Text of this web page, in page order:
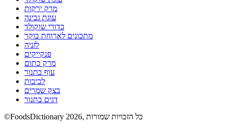
מרק ירקות
עוגת גבינה
כדורי שוקולד
מתכונים לארוחת בוקר
לזניה
פנקייקים
מרק כתום
עוף בתנור
לביבות
בצק שמרים
דגים בתנור
©FoodsDictionary 2026, כל הזכויות שמורות